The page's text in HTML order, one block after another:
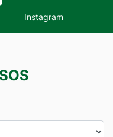
Instagram